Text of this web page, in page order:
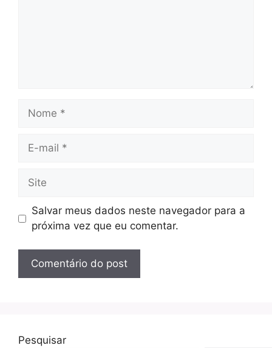
Nome
Site
Salvar meus dados neste navegador para a
próxima vez que eu comentar.
Pesquisar